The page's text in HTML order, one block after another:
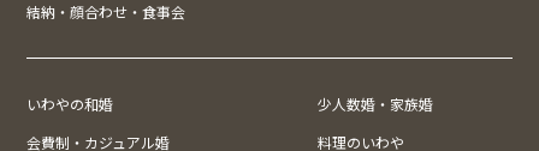
結納・顔合わせ・食事会
いわやの和婚
少人数婚・家族婚
会費制・カジュアル婚
料理のいわや